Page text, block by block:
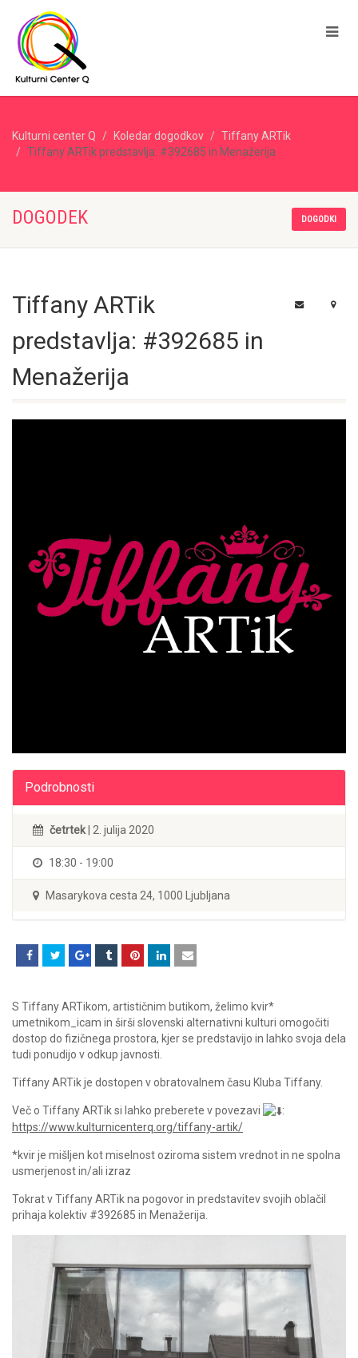
Kulturni center Q Koledar dogodkov
Tiffany ARTik
Tiffany ARTik predstavlja: #392685 in Menažerija
DOGODEK DOGODKI
Tiffany ARTik
predstavlja: #392685 in
Menažerija
Podrobnosti
četrtek | 2. julija 2020
18:30 - 19:00
Masarykova cesta 24, 1000 Ljubljana
S Tiffany ARTikom, artističnim butikom, želimo kvir*
umetnikom_icam in širši slovenski alternativni kulturi omogočiti
dostop do fizičnega prostora, kjer se predstavijo in lahko svoja dela
tudi ponudijo v odkup javnosti.
Tiffany ARTik je dostopen v obratovalnem času Kluba Tiffany.
Več o Tiffany ARTik si lahko preberete v povezavi
:
https://www.kulturnicenterq.org/tiffany-artik/
*kvir je mišljen kot miselnost oziroma sistem vrednot in ne spolna
usmerjenost in/ali izraz
Tokrat v Tiffany ARTik na pogovor in predstavitev svojih oblačil
prihaja kolektiv #392685 in Menažerija.